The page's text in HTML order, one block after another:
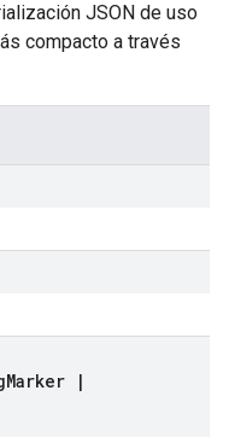
JSON de uso
compacto a través
Marker
|